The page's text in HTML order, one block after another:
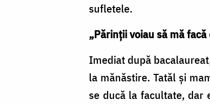
sufletele.
„Părinții voiau să mă
Imediat după
la mănăstire. Tatăl și
se ducă la facultate, dar